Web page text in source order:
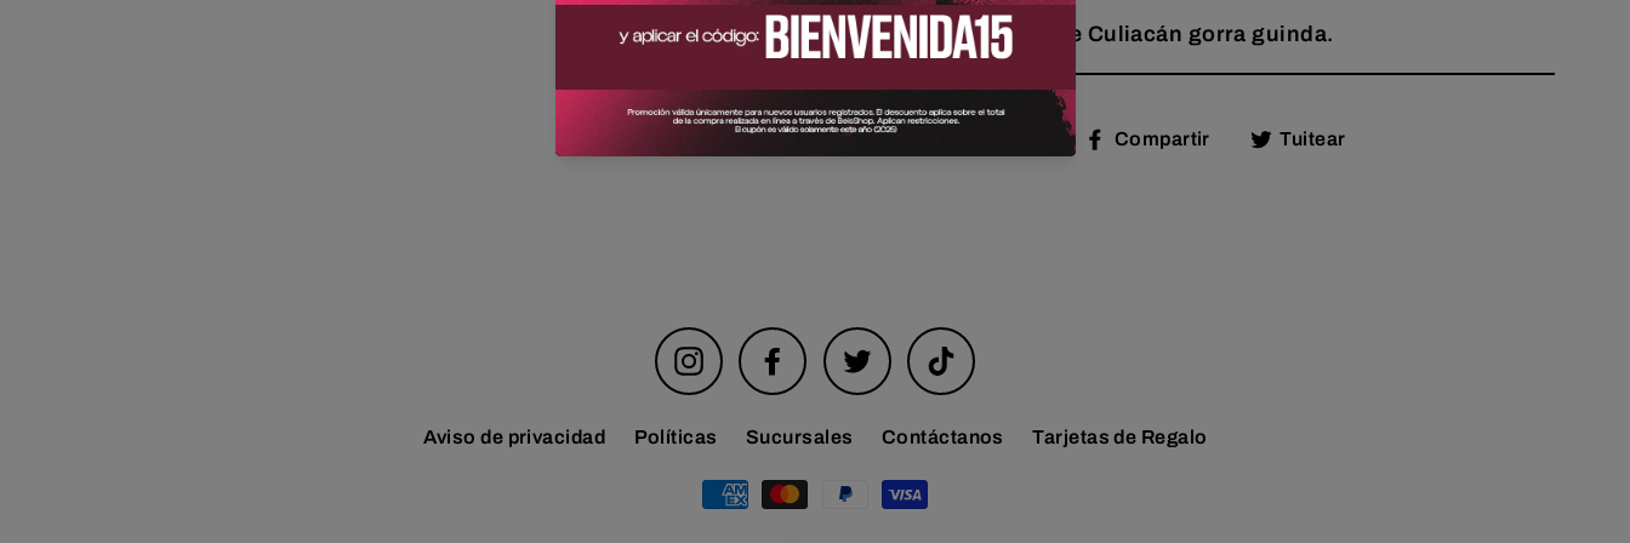
Pin Tomateros de Culiacán gorra guinda.
Compartir
Compartir
Tuitear
Instagram Facebook Twitter TikTok
Aviso de privacidad Políticas Sucursales Contáctanos Tarjetas de Regalo